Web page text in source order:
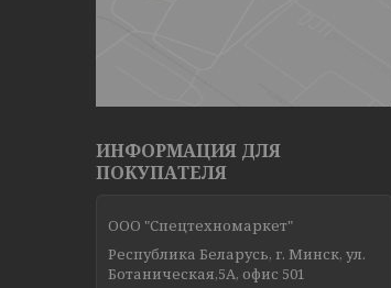
ИНФОРМАЦИЯ ДЛЯ
ПОКУПАТЕЛЯ
ООО "Спецтехномаркет"
Республика Беларусь, г. Минск, ул.
Ботаническая,5А, офис 501